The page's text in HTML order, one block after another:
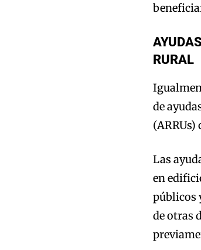
RURAL
de
(ARRUs)
Las
en
públicos
de otras